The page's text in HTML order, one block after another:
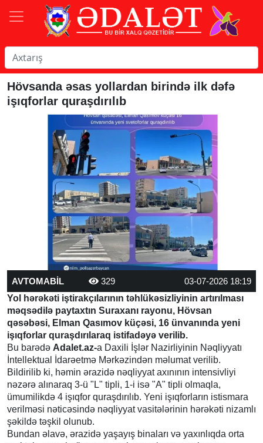
Hövsanda əsas yollardan birində ilk dəfə
işıqforlar quraşdırılıb
AVTOMABİL 329
03-07-2026 18:19
Yol hərəkəti iştirakçılarının təhlükəsizliyinin artırılması
məqsədilə paytaxtın Suraxanı rayonu, Hövsan
qəsəbəsi, Elman Qasımov küçəsi, 16 ünvanında yeni
işıqforlar quraşdırılaraq istifadəyə verilib.
Bu barədə Adalet.az-a Daxili İşlər Nazirliyinin Nəqliyyatı
İntellektual İdarəetmə Mərkəzindən məlumat verilib.
Bildirilib ki, həmin ərazidə nəqliyyat axınının intensivliyi
nəzərə alınaraq 3-ü "L" tipli, 1-i isə "A" tipli olmaqla,
ümumilikdə 4 işıqfor quraşdırılıb. Yeni işıqforların istismara
verilməsi nəticəsində nəqliyyat vasitələrinin hərəkəti nizamlı
şəkildə təşkil olunub.
Bundan əlavə, ərazidə yaşayış binaları və yaxınlıqda orta